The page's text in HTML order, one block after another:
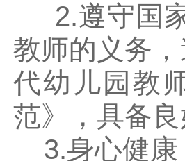
2.遵守国家
教师的义务
代幼儿园教
范》，具备
3.身心健康